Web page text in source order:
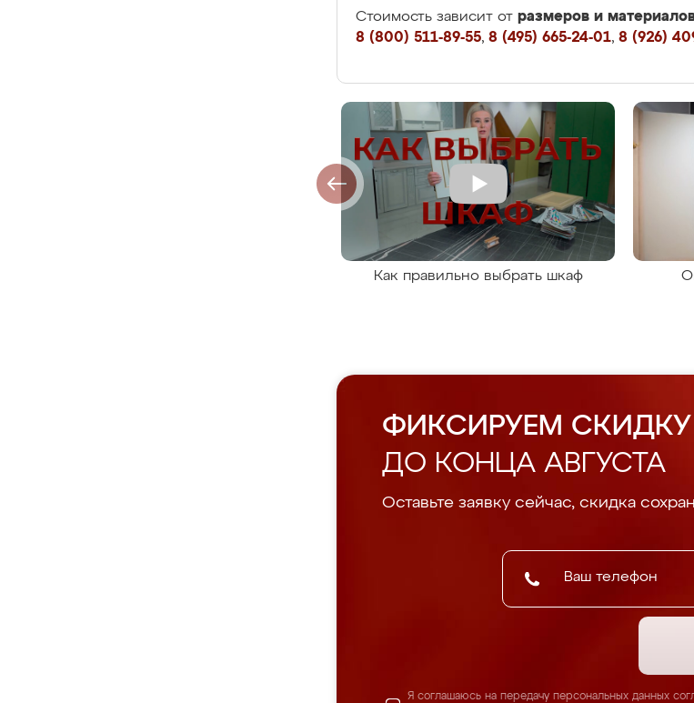
Стоимость зависит от размеров и
8 (800) 511-89-55, 8 (495) 665-24-01, 8 (926)
Как правильно выбрать шкаф
ФИКСИРУЕМ СКИДКУ
ДО КОНЦА АВГУСТА
Оставьте заявку сейчас, скидка
Я соглашаюсь на передачу персональных данных